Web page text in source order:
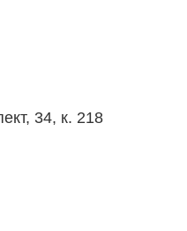
34, к. 218